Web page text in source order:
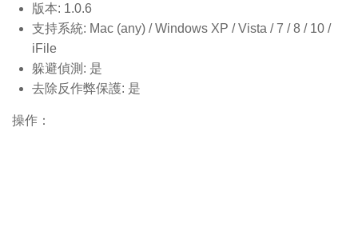
版本: 1.0.6
支持系統: Mac (any) / Windows XP / Vista / 7 / 8 / 10 /
iFile
躲避偵測: 是
去除反作弊保護: 是
操作：